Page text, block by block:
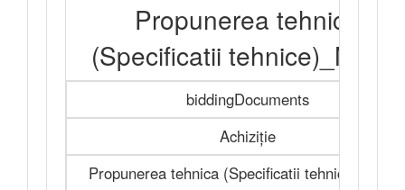
Propunerea tehnica
(Specificatii tehnice)_Model
biddingDocuments
Achiziție
Propunerea tehnica (Specificatii